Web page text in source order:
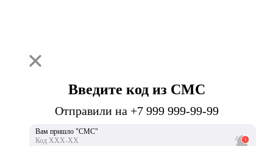
Введите код из СМС
Отправили на +7 999 999-99-99
Вам пришло "СМС"
Код ХХХ-ХХ